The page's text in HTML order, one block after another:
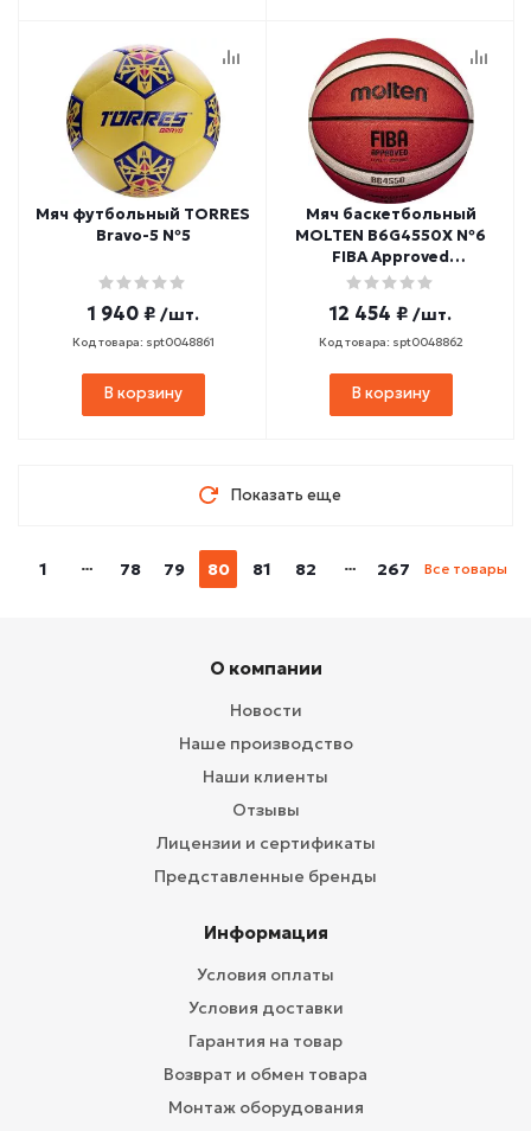
Мяч футбольный TORRES
Bravo-5 №5
1 940 ₽ /шт.
Код товара: spt0048861
В корзину
Мяч баскетбольный
MOLTEN B6G4550X №6
FIBA Approved
(микрофибра)
12 454 ₽ /шт.
Код товара: spt0048862
В корзину
Показать еще
1 78 79 80 81 82 267 Все товары
О компании
Новости
Наше производство
Наши клиенты
Отзывы
Лицензии и сертификаты
Представленные бренды
Информация
Условия оплаты
Условия доставки
Гарантия на товар
Возврат и обмен товара
Монтаж оборудования